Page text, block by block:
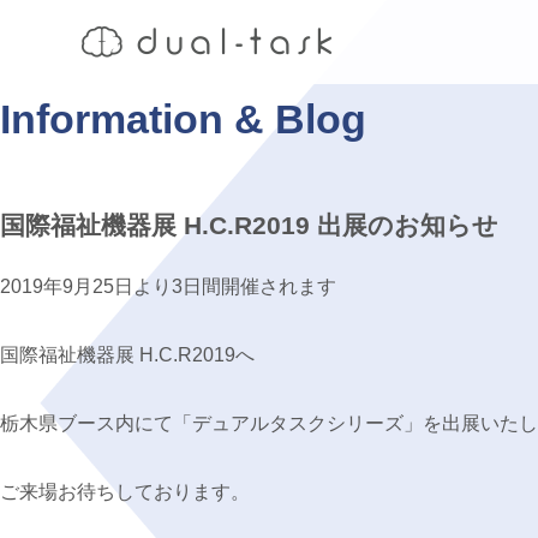
Information & Blog
国際福祉機器展 H.C.R2019 出展のお知らせ
2019年9月25日より3日間開催されます
国際福祉機器展 H.C.R2019へ
栃木県ブース内にて「デュアルタスクシリーズ」を出展いたし
ご来場お待ちしております。